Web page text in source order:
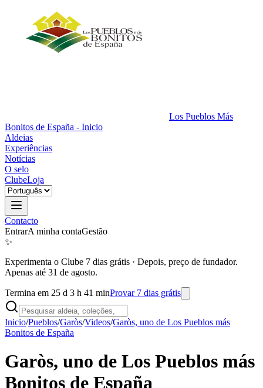
Los Pueblos Más
Bonitos de España - Inicio
Aldeias
Experiências
Notícias
O selo
ClubeLoja
Contacto
EntrarA minha contaGestão
✨
Experimenta o Clube 7 dias grátis · Depois, preço de fundador.
Apenas até 31 de agosto.
Termina em 25 d 3 h 41 minProvar 7 dias grátis
Inicio/Pueblos/Garòs/Videos/Garòs, uno de Los Pueblos más
Bonitos de España
Garòs, uno de Los Pueblos más
Bonitos de España